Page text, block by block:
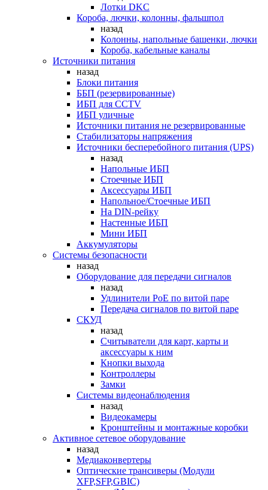
Лотки DKC
Короба, лючки, колонны, фальшпол
назад
Колонны, напольные башенки, лючки
Короба, кабельные каналы
Источники питания
назад
Блоки питания
ББП (резервированные)
ИБП для CCTV
ИБП уличные
Источники питания не резервированные
Стабилизаторы напряжения
Источники бесперебойного питания (UPS)
назад
Напольные ИБП
Стоечные ИБП
Аксессуары ИБП
Напольное/Стоечные ИБП
На DIN-рейку
Настенные ИБП
Мини ИБП
Аккумуляторы
Системы безопасности
назад
Оборудование для передачи сигналов
назад
Удлинители PoE по витой паре
Передача сигналов по витой паре
СКУД
назад
Считыватели для карт, карты и
аксессуары к ним
Кнопки выхода
Контроллеры
Замки
Системы видеонаблюдения
назад
Видеокамеры
Кронштейны и монтажные коробки
Активное сетевое оборудование
назад
Медиаконвертеры
Оптические трансиверы (Модули
XFP,SFP,GBIC)